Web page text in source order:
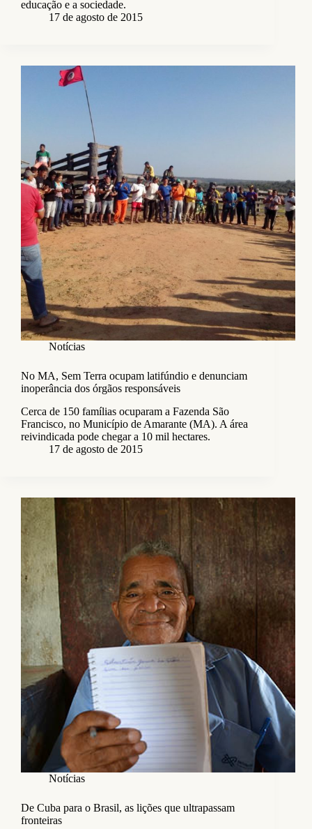
educação e a sociedade.
17 de agosto de 2015
Notícias
No MA, Sem Terra ocupam latifúndio e denunciam
inoperância dos órgãos responsáveis
Cerca de 150 famílias ocuparam a Fazenda São
Francisco, no Município de Amarante (MA). A área
reivindicada pode chegar a 10 mil hectares.
17 de agosto de 2015
Notícias
De Cuba para o Brasil, as lições que ultrapassam
fronteiras